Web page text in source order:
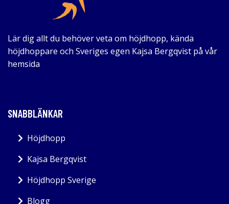
Lär dig allt du behöver veta om höjdhopp, kända
höjdhoppare och Sveriges egen Kajsa Bergqvist på vår
hemsida
SNABBLÄNKAR
Höjdhopp
Kajsa Bergqvist
Höjdhopp Sverige
Blogg